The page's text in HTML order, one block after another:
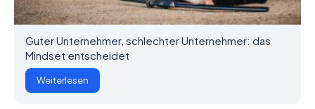
Guter Unternehmer, schlechter Unternehmer: das
Mindset entscheidet
Weiterlesen